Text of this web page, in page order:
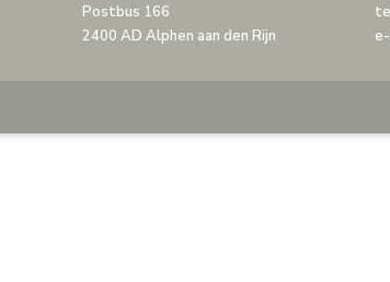
Postbus 166
2400 AD Alphen aan den Rijn